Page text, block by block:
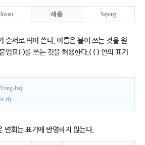
세종 Sejong
순서로 띄어 쓴다. 이름은 붙여 쓰는 것을 원
임표(-)를 쓰는 것을 허용한다.( ( ) 안의 표기
ha)
ri)
변화는 표기에 반영하지 않는다.